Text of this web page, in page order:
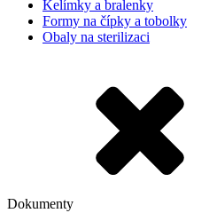
Kelímky a bralenky
Formy na čípky a tobolky
Obaly na sterilizaci
Dokumenty